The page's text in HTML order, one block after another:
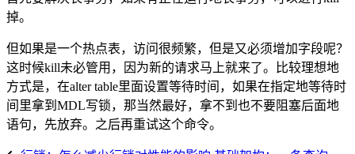
掉。
但如果是一个热点表，访问很频繁，但是又必须增加字段呢？
这时候kill未必管用，因为新的请求马上就来了。比较理想地
方式是，在alter table里面设置等待时间，如果在指定地等待时
间里拿到MDL写锁，那当然最好，拿不到也不要阻塞后面地
语句，先放弃。之后再重试这个命令。